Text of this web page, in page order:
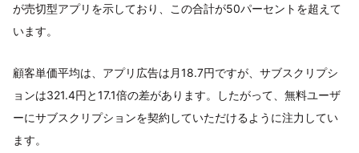
が売切型アプリを示しており、この合計が50パーセントを超えて
います。
顧客単価平均は、アプリ広告は月18.7円ですが、サブスクリプシ
ョンは321.4円と17.1倍の差があります。したがって、無料ユーザ
ーにサブスクリプションを契約していただけるように注力してい
ます。